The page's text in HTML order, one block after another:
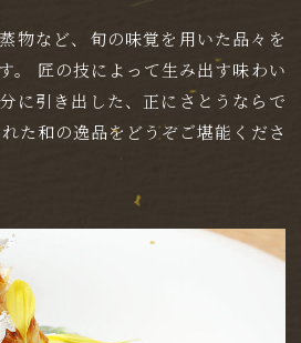
物など、旬の味覚を用いた品々を
匠の技によって生み出す味わい
に引き出した、正にさとうならで
た和の逸品をどうぞご堪能くださ